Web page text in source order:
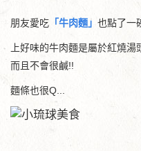
朋友愛吃 「牛肉麵」 也點了一
上好味的牛肉麵是屬於紅燒
而且不會很鹹!!
麵條也很Q...